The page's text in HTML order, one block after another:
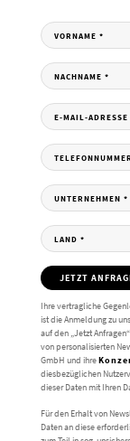
VORNAME *
NACHNAME *
E-MAIL-ADRESSE
TELEFONNUMMER
UNTERNEHMEN *
LAND *
JETZT
Ihre vertragliche
ist die Anmeldung zu
auf den „Jetzt
von personalisierten
GmbH und ihre
diesbezüglichen
dieser Daten mit Ihren
Für den Erhalt von
Daten an diese